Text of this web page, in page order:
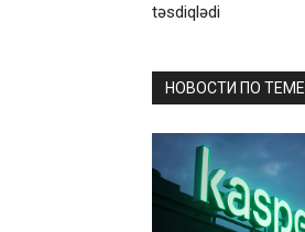
təsdiqlədi
НОВОСТИ ПО ТЕМЕ